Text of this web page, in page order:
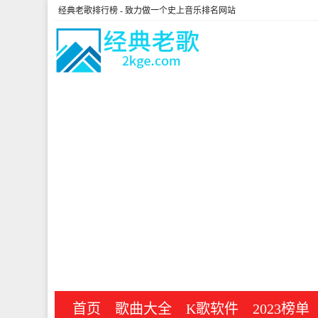
经典老歌排行榜 - 致力做一个史上音乐排名网站
首页 歌曲大全 K歌软件 2023榜单